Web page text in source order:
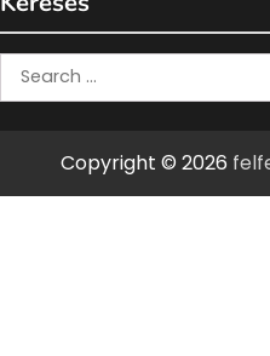
Search
for:
Copyright © 2026